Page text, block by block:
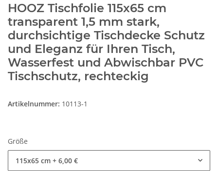
HOOZ Tischfolie 115x65 cm
transparent 1,5 mm stark,
durchsichtige Tischdecke Schutz
und Eleganz für Ihren Tisch,
Wasserfest und Abwischbar PVC
Tischschutz, rechteckig
Artikelnummer: 10113-1
Größe
115x65 cm + 6,00 €